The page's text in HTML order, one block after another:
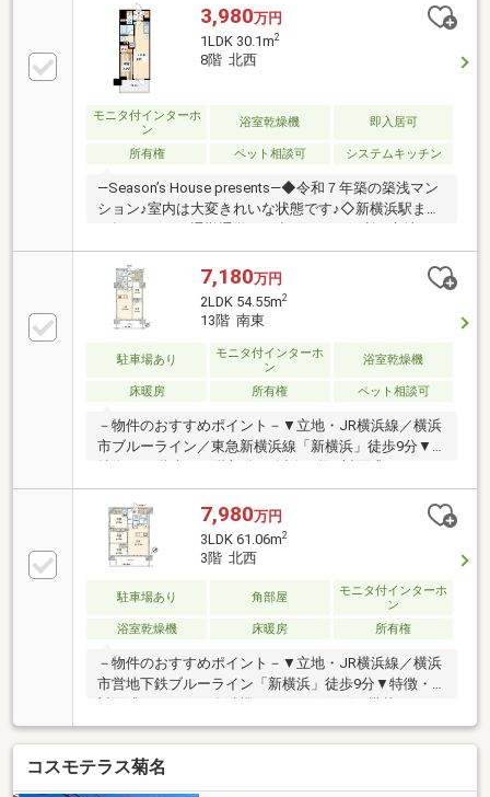
設、朝早くから深夜まで営業しているのでいざという
時にも安心です■3部屋にまたがるワイドスパンバルコ
ニー、南東向き4階部分で開放感があります■家族が集
まりやすいセンターリビング、約15.8帖のくつろぎ空
間■家事をしながらリビングが見渡せる対面キッチ
ン、食洗器搭載ですご見学のご希望、資料請求、ご質
問などなど、お気軽にまずはお問い合わせください
♪【 フリーダイヤル： 0120-821-930 】
3,980万円
1LDK 30.1m2
8階 北西
モニタ付インターホ
ン
浴室乾燥機 即入居可
所有権 ペット相談可 システムキッチン
―Season’s House presents―◆令和７年築の築浅マン
ション♪室内は大変きれいな状態です♪◇新横浜駅まで
平坦アクセス♪通勤通学やお出かけにも便利な立地で
す♪◆２４時間ゴミ捨て可能♪◇二重床・二重天井♪◆
リビング床暖房付き♪◇ダブルロックドア オートロ
ックモニター付き♪◆２４時間セキュリティ付き
♪☆SHY☆SHY☆SHY☆SHY☆現地案内会開催中で
す！お気軽にお問合せください！
☆SHY☆SHY☆SHY☆SHY☆【社外ファイナンシャル
プランナーによる『第三者からの無料相談会・無料住
み替え』相談会実施中！】
7,180万円
2LDK 54.55m2
13階 南東
駐車場あり
モニタ付インターホ
ン
浴室乾燥機
床暖房 所有権 ペット相談可
－物件のおすすめポイント－▼立地・JR横浜線／横浜
市ブルーライン／東急新横浜線「新横浜」徒歩9分▼
特徴・15階建て13階部分・会話が弾む対面式キッチ
ン・WIC・SIC等を設置・2室に面するバルコニー・ホ
テルライクな内廊下設計・24時間セキュリティシステ
ム・ペット飼育可(細則有・足洗い場有)▼設備・床暖
房(LD)・食洗機・ディスポーザー・省エネ給湯器「エ
コジョーズ」・浴室乾燥機※インターネット使用料
1078円／月※備蓄倉庫面積0.33平米■ ご希望の住まい探
しをお手伝いします ━━━━━・・・物件の詳細・ご
相談はお気軽にお問い合わせください。
7,980万円
3LDK 61.06m2
3階 北西
駐車場あり 角部屋
モニタ付インターホ
ン
浴室乾燥機
床暖房 所有権
－物件のおすすめポイント－▼立地・JR横浜線／横浜
市営地下鉄ブルーライン「新横浜」徒歩9分▼特徴・
対面式キッチンに食洗機・ディスポーザー搭載・
SIC・WIC等の収納スペース有・玄関と洗面室が近く、
帰宅後すぐ手洗い可能・24時間ゴミ出し可能・24時間
セキュリティシステム▼設備・床暖房(LD)・省エネ給
湯器・浴室乾燥機・宅配ボックス▼周辺環境・まいば
コスモテラス菊名